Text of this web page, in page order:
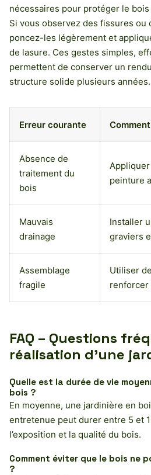
nécessaires pour protéger le
Si vous observez des fissures ou
poncez-les légèrement et
de lasure. Ces gestes simples,
permettent de conserver un
structure solide plusieurs années.
Erreur courante
Absence de
traitement du
bois
peinture
Mauvais
drainage
Installer
graviers
Assemblage
fragile
Utiliser
renforcer
FAQ – Questions
réalisation d’une
Quelle est la durée de vie
bois ?
En moyenne, une jardinière en
entretenue peut durer entre 5 et
l’exposition et la qualité du bois.
Comment éviter que le bois ne
?